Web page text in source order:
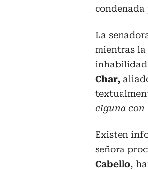
La
mientras la
inhabilidad
Char,
alguna con
Existen
señora
Cabello,